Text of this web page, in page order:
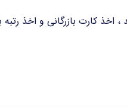
بازرگانی و اخذ رتبه بندی در